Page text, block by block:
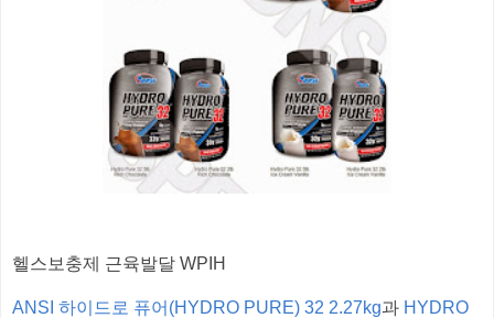
헬스보충제 근육발달 WPIH
ANSI 하이드로 퓨어(HYDRO PURE) 32 2.27kg과 HYDRO